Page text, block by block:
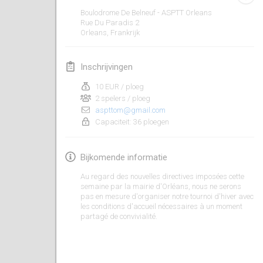
Boulodrome De Belneuf - ASPTT Orleans
Rue Du Paradis 2
Orleans Frankrijk
Inschrijvingen
10 EUR / ploeg
2 spelers / ploeg
aspttom@gmail.com
Capaciteit: 36 ploegen
Bijkomende informatie
Au regard des nouvelles directives imposées cette
semaine par la mairie d'Orléans, nous ne serons
pas en mesure d'organiser notre tournoi d'hiver avec
les conditions d'accueil nécessaires à un moment
partagé de convivialité.
februari 2022
4 feb. 2022
GEANNULEERD
TangoMölkky
5 feb. 2022|Finland
12 feb. 2022|Finland
Yamagata Tournament
13 feb. 2022| Japan